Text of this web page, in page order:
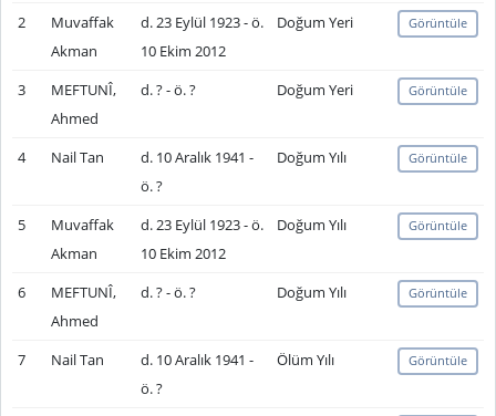
2
Muvaffak
Akman
d. 23 Eylül 1923 - ö.
10 Ekim 2012
Doğum Yeri Görüntüle
3
MEFTUNÎ,
Ahmed
d. ? - ö. ? Doğum Yeri Görüntüle
4 Nail Tan
d. 10 Aralık 1941 -
ö. ?
Doğum Yılı Görüntüle
5
Muvaffak
Akman
d. 23 Eylül 1923 - ö.
10 Ekim 2012
Doğum Yılı Görüntüle
6
MEFTUNÎ,
Ahmed
d. ? - ö. ? Doğum Yılı Görüntüle
7 Nail Tan
d. 10 Aralık 1941 -
ö. ?
Ölüm Yılı Görüntüle